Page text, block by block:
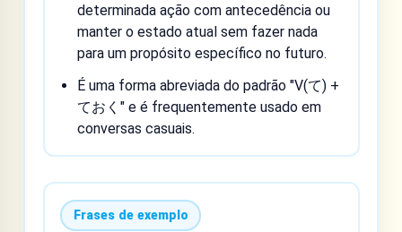
determinada ação com antecedência ou
manter o estado atual sem fazer nada
para um propósito específico no futuro.
É uma forma abreviada do padrão "V(て) +
ておく" e é frequentemente usado em
conversas casuais.
Frases de exemplo